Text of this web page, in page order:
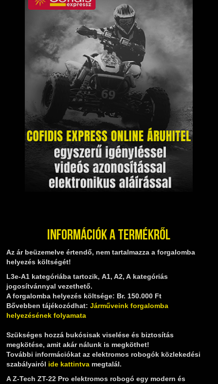
Információk a termékről
Az ár beüzemelve értendő, nem tartalmazza a forgalomba
helyezés költségét!
L3e-A1 kategóriába tartozik, A1, A2, A kategóriás
jogosítvánnyal vezethető.
A forgalomba helyezés költsége: Br. 150.000 Ft
Bővebben tájékozódhat: Járműveink forgalomba
helyezésének folyamata
Szükséges hozzá bukósisak viselése és biztosítás
megkötése, amit akár nálunk is megköthet!
További információkat az elektromos robogók közlekedési
szabályairól ide kattintva megtalál.
A Z-Tech ZT-22 Pro elektromos robogó egy modern és